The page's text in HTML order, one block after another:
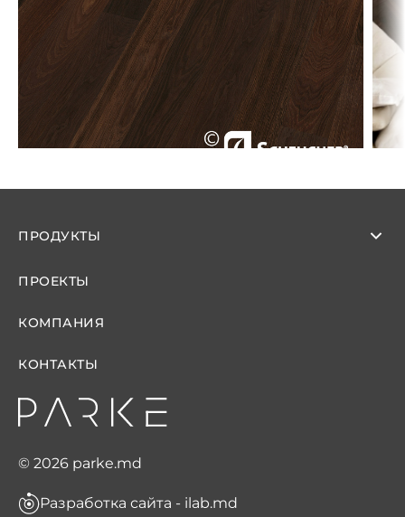
© 2026 parke.md
Разработка сайта - ilab.md
ПРОДУКТЫ
ПРОЕКТЫ
КОМПАНИЯ
КОНТАКТЫ